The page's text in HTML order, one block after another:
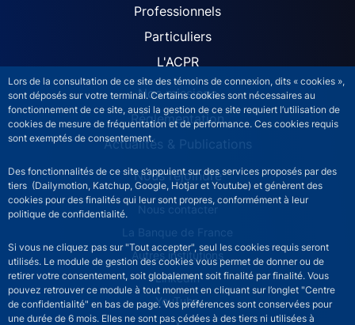
Lors de la consultation de ce site des témoins de connexion, dits « cookies »,
sont déposés sur votre terminal. Certains cookies sont nécessaires au
fonctionnement de ce site, aussi la gestion de ce site requiert l’utilisation de
cookies de mesure de fréquentation et de performance. Ces cookies requis
sont exemptés de consentement.
Des fonctionnalités de ce site s’appuient sur des services proposés par des
tiers (Dailymotion, Katchup, Google, Hotjar et Youtube) et génèrent des
cookies pour des finalités qui leur sont propres, conformément à leur
politique de confidentialité.
Si vous ne cliquez pas sur "Tout accepter", seul les cookies requis seront
utilisés. Le module de gestion des cookies vous permet de donner ou de
retirer votre consentement, soit globalement soit finalité par finalité. Vous
pouvez retrouver ce module à tout moment en cliquant sur l’onglet "Centre
de confidentialité" en bas de page. Vos préférences sont conservées pour
une durée de 6 mois. Elles ne sont pas cédées à des tiers ni utilisées à
ACPR site navigation
Professionnels
Particuliers
L'ACPR
Nos missions
Réglementation
Actualités & Publications
Nous rejoindre
ACPR footer secondary menu (French)
Nous contacter
La Banque de France
Autres institutions
LinkedIn
YouTube